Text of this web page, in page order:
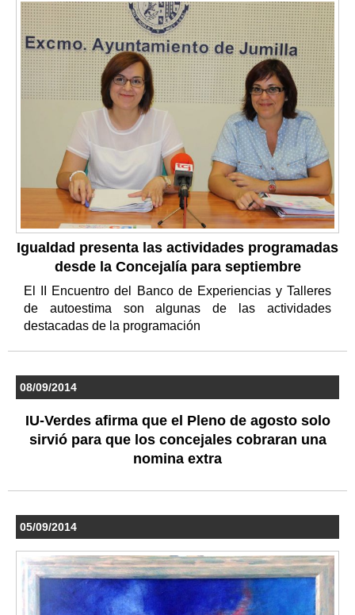
Igualdad presenta las actividades programadas
desde la Concejalía para septiembre
El II Encuentro del Banco de Experiencias y Talleres
de autoestima son algunas de las actividades
destacadas de la programación
08/09/2014
IU-Verdes afirma que el Pleno de agosto solo
sirvió para que los concejales cobraran una
nomina extra
05/09/2014